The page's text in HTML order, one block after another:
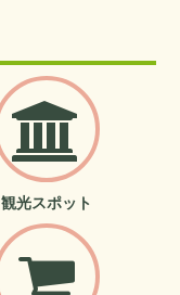
観光スポット